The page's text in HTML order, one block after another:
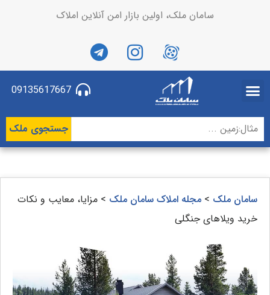
سامان ملک، اولین بازار امن آنلاین املاک
09135617667
جستجوی ملک
سامان ملک > مجله املاک سامان ملک > مزایا، معایب و نکات
خرید ویلاهای جنگلی